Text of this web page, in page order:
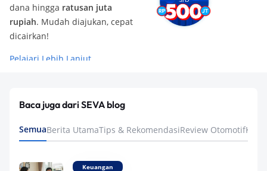
dana hingga ratusan juta
rupiah. Mudah diajukan, cepat
dicairkan!
Pelajari Lebih Lanjut
Baca juga dari SEVA blog
SemuaBerita UtamaTips & RekomendasiReview Otomotif
Keuangan